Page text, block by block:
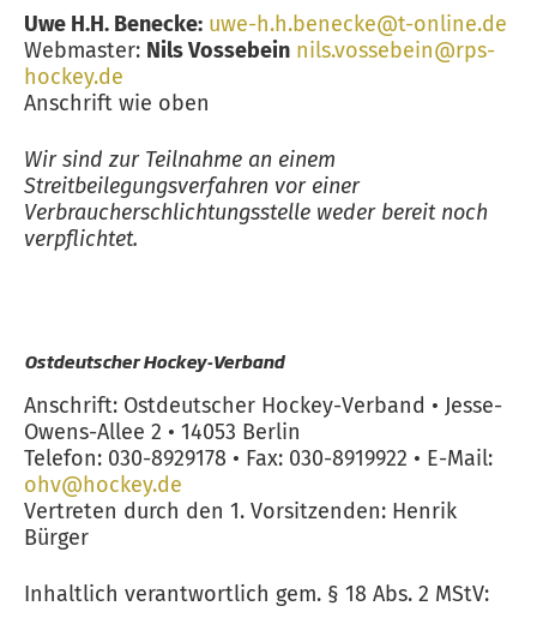
Uwe H.H. Benecke: uwe-h.h.benecke@t-online.de
Webmaster: Nils Vossebein nils.vossebein@rps-
hockey.de
Anschrift wie oben
Wir sind zur Teilnahme an einem
Streitbeilegungsverfahren vor einer
Verbraucherschlichtungsstelle weder bereit noch
verpflichtet.
Ostdeutscher Hockey-Verband
Anschrift: Ostdeutscher Hockey-Verband • Jesse-
Owens-Allee 2 • 14053 Berlin
Telefon: 030-8929178 • Fax: 030-8919922 • E-Mail:
ohv@hockey.de
Vertreten durch den 1. Vorsitzenden: Henrik
Bürger
Inhaltlich verantwortlich gem. § 18 Abs. 2 MStV: